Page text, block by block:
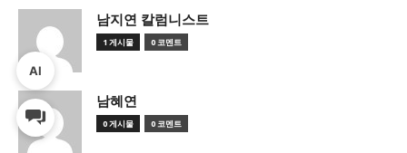
남지연 칼럼니스트
1 게시물 0 코멘트
남혜연
0 게시물 0 코멘트
AI